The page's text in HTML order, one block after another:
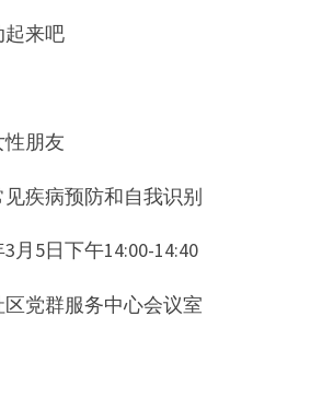
起来吧
朋友
疾病预防和自我识别
月5日下午14:00-14:40
党群服务中心会议室